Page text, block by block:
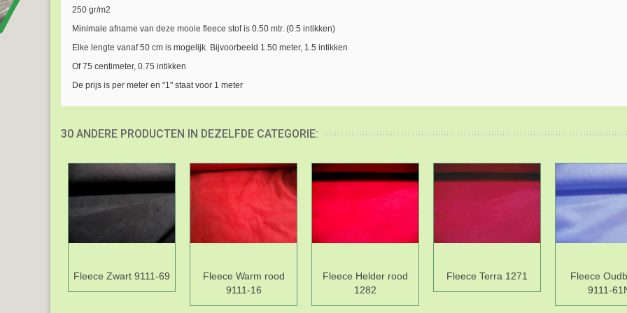
250 gr/m2
Minimale afname van deze mooie fleece stof is 0.50 mtr. (0.5 intikken)
Elke lengte vanaf 50 cm is mogelijk. Bijvoorbeeld 1.50 meter, 1.5 intikken
Of 75 centimeter, 0.75 intikken
De prijs is per meter en "1" staat voor 1 meter
30 ANDERE PRODUCTEN IN DEZELFDE CATEGORIE:
Fleece Zwart 9111-69
Fleece Warm rood
9111-16
Fleece Helder rood
1282
Fleece Terra 1271
Fleece
9111-